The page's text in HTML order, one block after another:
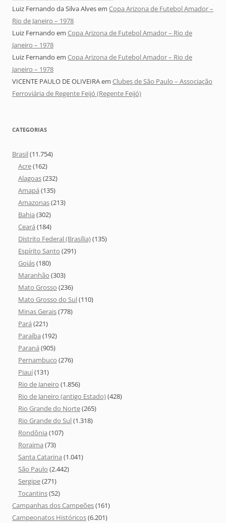
Luiz Fernando da Silva Alvesem Copa Arizona de Futebol Amador –
Rio de Janeiro – 1978
Luiz Fernando em Copa Arizona de Futebol Amador – Rio de
Janeiro – 1978
Luiz Fernando em Copa Arizona de Futebol Amador – Rio de
Janeiro – 1978
VICENTE PAULO DE OLIVEIRAem Clubes de São Paulo – Associação
Ferroviária de Regente Feijó (Regente Feijó)
CATEGORIAS
Brasil(11.754)
Acre(162)
Alagoas(232)
Amapá (135)
Amazonas(213)
Bahia (302)
Ceará (184)
Distrito Federal (Brasília)(135)
Espírito Santo (291)
Goiás(180)
Maranhão (303)
Mato Grosso (236)
Mato Grosso do Sul(110)
Minas Gerais(778)
Pará (221)
Paraíba (192)
Paraná (905)
Pernambuco (276)
Piauí(131)
Rio de Janeiro (1.856)
Rio de Janeiro (antigo Estado)(428)
Rio Grande do Norte(265)
Rio Grande do Sul(1.318)
Rondônia (107)
Roraima (73)
Santa Catarina (1.041)
São Paulo (2.442)
Sergipe(271)
Tocantins(52)
Campanhas dos Campeões(161)
Campeonatos Históricos(6.201)